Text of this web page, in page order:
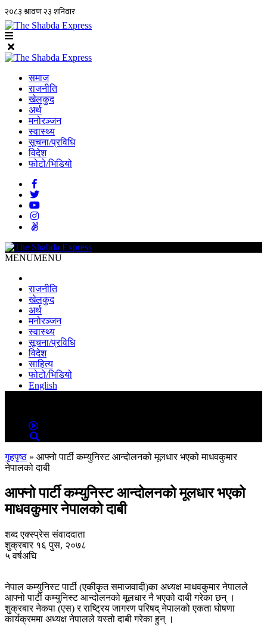
समाज
राजनीति
खेलकुद
अर्थ
मनोरञ्जन
स्वास्थ्य
सूचना/प्रविधि
विदेश
फोटो/भिडियो
MENUMENU
राजनीति
खेलकुद
अर्थ
मनोरञ्जन
स्वास्थ्य
सूचना/प्रविधि
विदेश
साहित्य
फोटो/भिडियो
English
गृहपृष्ठ » आफ्नो पार्टी कम्युनिस्ट आन्दोलनको मूलधार भएको माधवकुमार
नेपालको दाबी
आफ्नो पार्टी कम्युनिस्ट आन्दोलनको मूलधार भएको
माधवकुमार नेपालको दाबी
शब्द एक्स्प्रेस संवाददाता
शुक्रबार १६ पुस, २०७८
५ वर्षअघि
नेपाल कम्युनिस्ट पार्टी (एकीकृत समाजवादी)का अध्यक्ष माधवकुमार नेपालले
आफ्नो पार्टी कम्युनिस्ट आन्दोलनको मूलधार नै भएको दाबी गरेका छन् ।
शुक्रबार नेकपा (एस) र राष्ट्रिय जागरण परिषद् नेपालको एकता घोषणा
कार्यक्रममा अध्यक्ष नेपालले यस्तो दाबी गरेका हुन् ।